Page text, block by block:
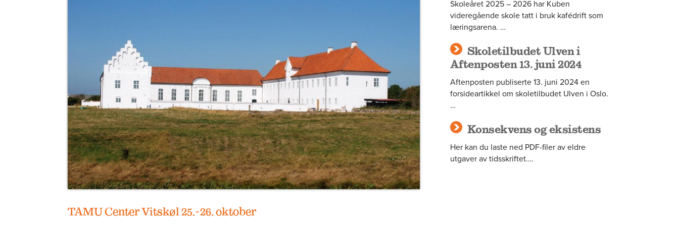
TAMU Center Vitskøl 25.-26. oktober
Skoleåret 2025 – 2026 har Kuben
videregående skole tatt i bruk kafédrift som
læringsarena. …
Skoletilbudet Ulven i
Aftenposten 13. juni 2024
Aftenposten publiserte 13. juni 2024 en
forsideartikkel om skoletilbudet Ulven i Oslo.
…
Konsekvens og eksistens
Her kan du laste ned PDF-filer av eldre
utgaver av tidsskriftet.…